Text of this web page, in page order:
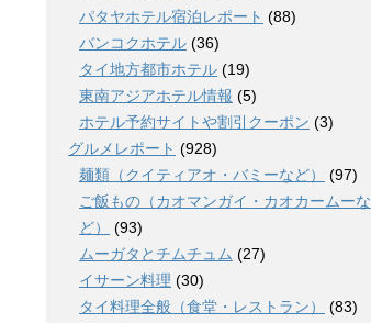
パタヤホテル宿泊レポート (88)
バンコクホテル (36)
タイ地方都市ホテル (19)
東南アジアホテル情報 (5)
ホテル予約サイトや割引クーポン (3)
グルメレポート (928)
麺類（クイティアオ・バミーなど）
(97)
ご飯もの（カオマンガイ・カオカームーな
ど）
(93)
ムーガタとチムチュム (27)
イサーン料理 (30)
タイ料理全般（食堂・レストラン）
(83)